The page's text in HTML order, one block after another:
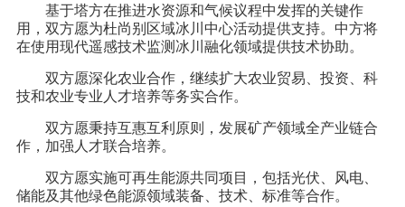
基于塔方在推进水资源和气候议程中发挥的关键作
用，双方愿为杜尚别区域冰川中心活动提供支持。中方将
在使用现代遥感技术监测冰川融化领域提供技术协助。
双方愿深化农业合作，继续扩大农业贸易、投资、科
技和农业专业人才培养等务实合作。
双方愿秉持互惠互利原则，发展矿产领域全产业链合
作，加强人才联合培养。
双方愿实施可再生能源共同项目，包括光伏、风电、
储能及其他绿色能源领域装备、技术、标准等合作。